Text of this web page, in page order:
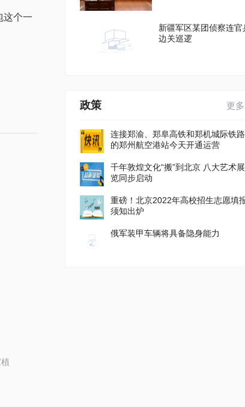
这个一
新疆军区某团侦察连官
边关巡逻
政策 更多
连接郑渝、郑阜高铁和郑机城际铁路
的郑州航空港站今天开通运营
千年敦煌文化“搬”到北京 八大艺术展
览同步启动
重磅！北京2022年高校招生志愿填
须知出炉
俄军装甲车辆将具备隐身能力